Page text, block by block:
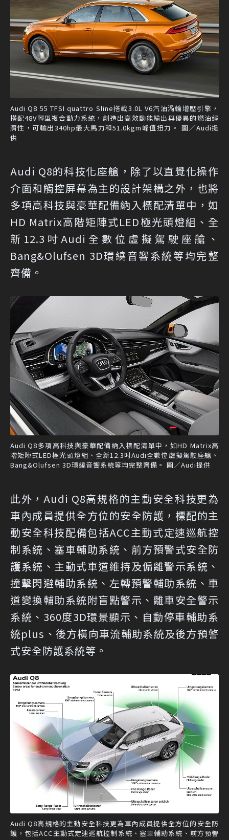
Audi Q8 55 TFSI quattro Sline搭載3.0L V6汽油渦輪增壓引擎，
搭配48V輕型複合動力系統，創造出高效動能輸出與優異的燃油經
濟性，可輸出340hp最大馬力和51.0kgm峰值扭力。 圖／Audi提
供
Audi Q8的科技化座艙，除了以直覺化操作
介面和觸控屏幕為主的設計架構之外，也將
多項高科技與豪華配備納入標配清單中，如
HD Matrix高階矩陣式LED極光頭燈組、全
新12.3吋Audi全數位虛擬駕駛座艙、
Bang&Olufsen 3D環繞音響系統等均完整
齊備。
Audi Q8多項高科技與豪華配備納入標配清單中，如HD Matrix高
階矩陣式LED極光頭燈組、全新12.3吋Audi全數位虛擬駕駛座艙、
Bang&Olufsen 3D環繞音響系統等均完整齊備。 圖／Audi提供
此外，Audi Q8高規格的主動安全科技更為
車內成員提供全方位的安全防護，標配的主
動安全科技配備包括ACC主動式定速巡航控
制系統、塞車輔助系統、前方預警式安全防
護系統、主動式車道維持及偏離警示系統、
撞擊閃避輔助系統、左轉預警輔助系統、車
道變換輔助系統附盲點警示、離車安全警示
系統、360度3D環景顯示、自動停車輔助系
統plus、後方橫向車流輔助系統及後方預警
式安全防護系統等。
Audi Q8高規格的主動安全科技更為車內成員提供全方位的安全防
護，包括ACC主動式定速巡航控制系統、塞車輔助系統、前方預警